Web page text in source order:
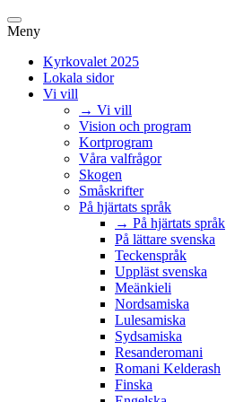
Meny
Kyrkovalet 2025
Lokala sidor
Vi vill
→ Vi vill
Vision och program
Kortprogram
Våra valfrågor
Skogen
Småskrifter
På hjärtats språk
→ På hjärtats språk
På lättare svenska
Teckenspråk
Uppläst svenska
Meänkieli
Nordsamiska
Lulesamiska
Sydsamiska
Resanderomani
Romani Kelderash
Finska